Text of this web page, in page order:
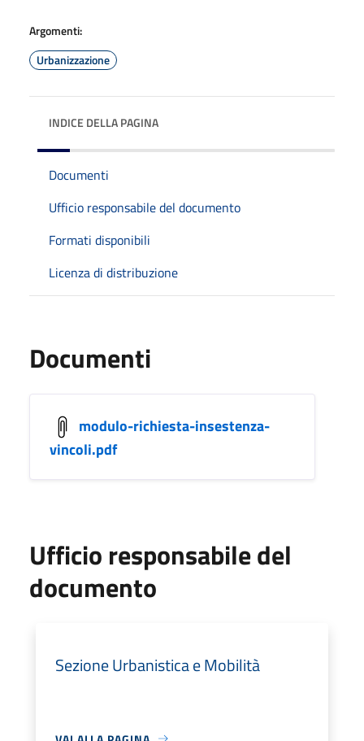
Argomenti:
Urbanizzazione
INDICE DELLA PAGINA
Documenti
Ufficio responsabile del documento
Formati disponibili
Licenza di distribuzione
Documenti
modulo-richiesta-insestenza-
vincoli.pdf
Ufficio responsabile del
documento
Sezione Urbanistica e Mobilità